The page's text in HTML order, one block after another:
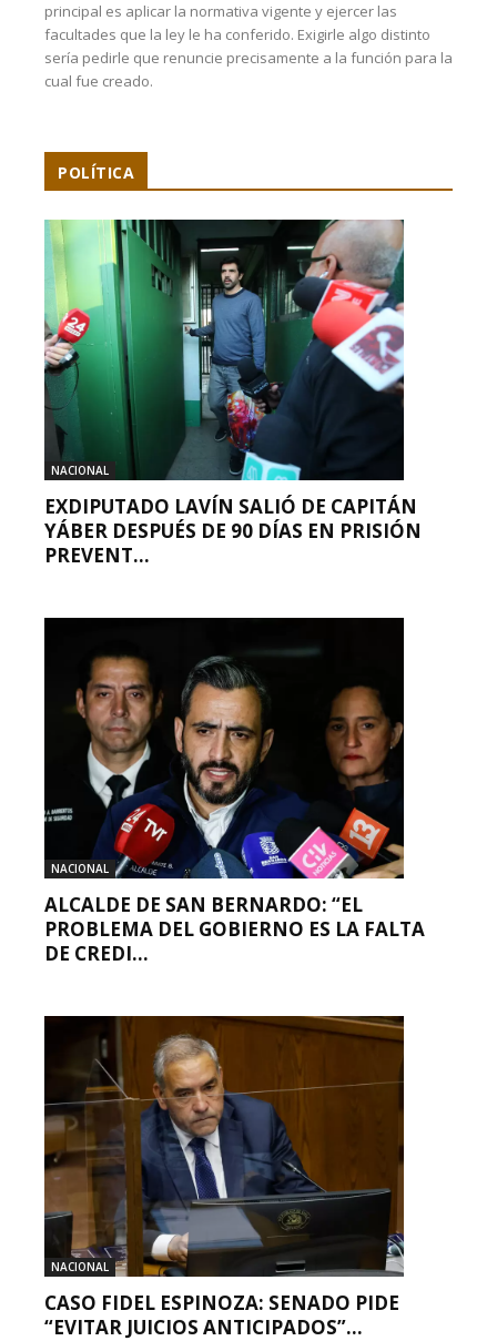
principal es aplicar la normativa vigente y ejercer las
facultades que la ley le ha conferido. Exigirle algo distinto
sería pedirle que renuncie precisamente a la función para la
cual fue creado.
POLÍTICA
NACIONAL
EXDIPUTADO LAVÍN SALIÓ DE CAPITÁN
YÁBER DESPUÉS DE 90 DÍAS EN PRISIÓN
PREVENT...
NACIONAL
ALCALDE DE SAN BERNARDO: “EL
PROBLEMA DEL GOBIERNO ES LA FALTA
DE CREDI...
NACIONAL
CASO FIDEL ESPINOZA: SENADO PIDE
“EVITAR JUICIOS ANTICIPADOS”...